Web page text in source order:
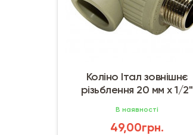
Коліно Італ зовнішнє
різьблення 20 мм х 1/2"
В наявності
49,00грн.